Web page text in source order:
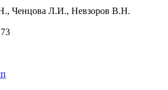
Ченцова Л.И., Невзоров В.Н.